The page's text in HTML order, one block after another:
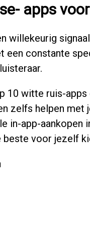
apps voor
willekeurig
een constante
10 witte ruis-
zelfs helpen
in-app-
voor jezelf